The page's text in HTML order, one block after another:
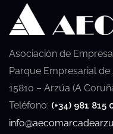
Asociación de
Parque Empresarial de
15810 – Arzúa (A
Teléfono: (+34) 981 815